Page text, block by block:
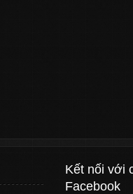
Kết nối với
Facebook